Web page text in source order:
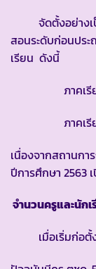
จัดตั้งอย่างเป็น
สอนระดับก่อนประ
เรียน ดังนี้
ภาคเรียนที่ 1
ภาคเรียนที่ 2
เนื่องจากสถานกา
ปีการศึกษา 2563
จำนวนครูและนัก
เมื่อเริ่มก่อตั้ง